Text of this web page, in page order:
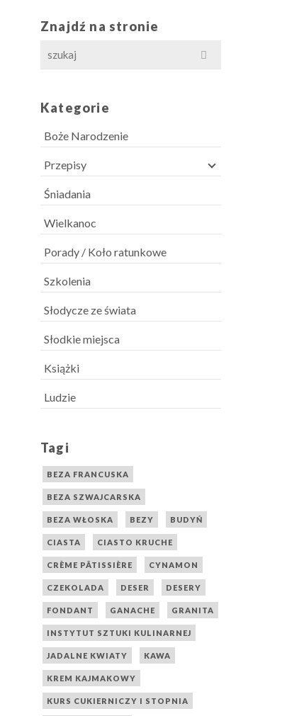
Znajdź na stronie
Search
for:
Kategorie
Boże Narodzenie
Przepisy
Śniadania
Wielkanoc
Porady / Koło ratunkowe
Szkolenia
Słodycze ze świata
Słodkie miejsca
Książki
Ludzie
Tagi
BEZA FRANCUSKA
BEZA SZWAJCARSKA
BEZA WŁOSKA BEZY BUDYŃ
CIASTA CIASTO KRUCHE
CRÈME PÂTISSIÈRE CYNAMON
CZEKOLADA DESER DESERY
FONDANT GANACHE GRANITA
INSTYTUT SZTUKI KULINARNEJ
JADALNE KWIATY KAWA
KREM KAJMAKOWY
KURS CUKIERNICZY I STOPNIA